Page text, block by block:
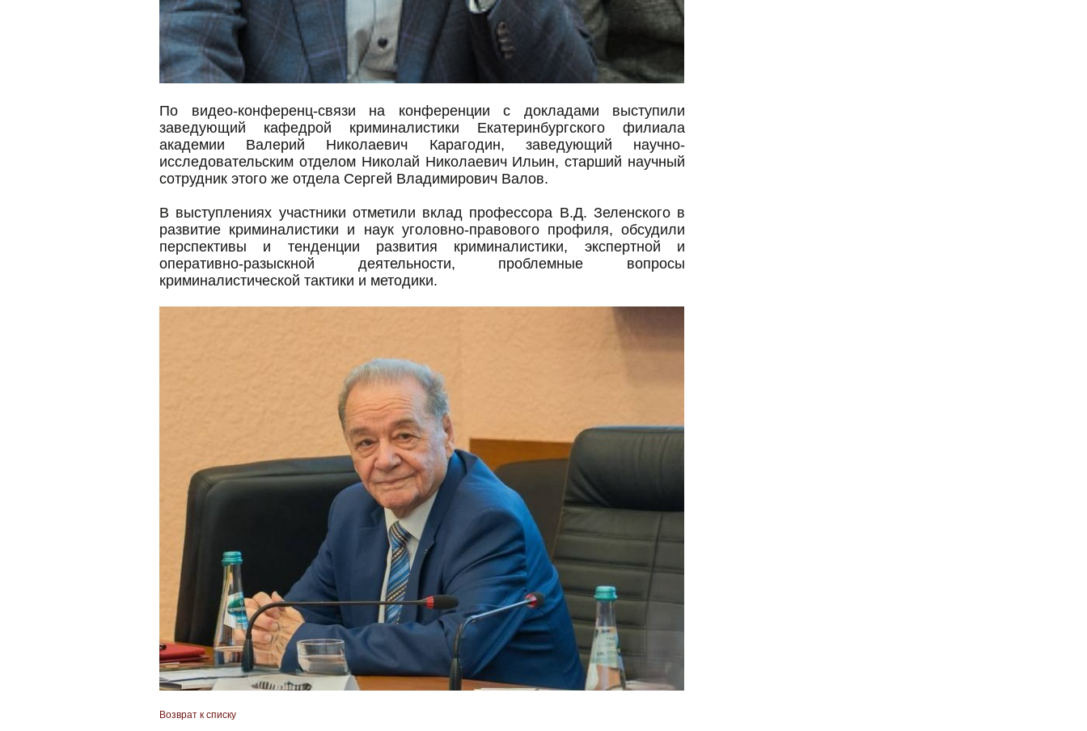
По видео-конференц-связи на конференции с докладами выступили
заведующий кафедрой криминалистики Екатеринбургского филиала
академии Валерий Николаевич Карагодин, заведующий научно-
исследовательским отделом Николай Николаевич Ильин, старший научный
сотрудник этого же отдела Сергей Владимирович Валов.
В выступлениях участники отметили вклад профессора В.Д. Зеленского в
развитие криминалистики и наук уголовно-правового профиля, обсудили
перспективы и тенденции развития криминалистики, экспертной и
оперативно-разыскной деятельности, проблемные вопросы
криминалистической тактики и методики.
Возврат к списку